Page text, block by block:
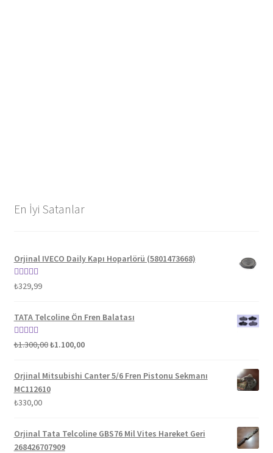
En İyi Satanlar
Orjinal IVECO Daily Kapı Hoparlörü (5801473668)
5 üzerinden
₺329,99
TATA Telcoline Ön Fren Balatası
5 üzerinden
₺1.300,00Orijinal
₺1.300,00.
₺1.100,00Şu
fiyat:
Orjinal Mitsubishi Canter 5/6 Fren Pistonu Sekmanı
MC112610
₺330,00
Orjinal Tata Telcoline GBS76 Mil Vites Hareket Geri
268426707909